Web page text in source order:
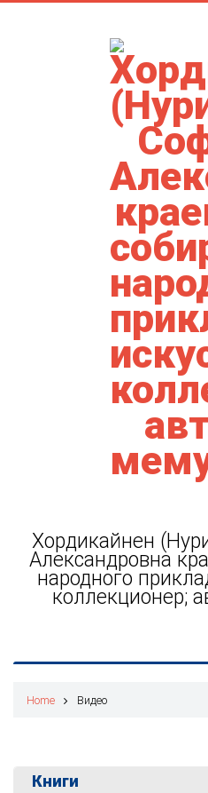
Хордикайнен
Александровна
народного
коллекционер;
Home Видео
Книги